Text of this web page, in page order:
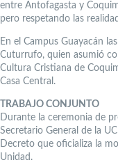
entre Antofagasta y
pero respetando las
En el Campus Guayacán
Cuturrufo, quien asumió
Cultura Cristiana de
Casa Central.
TRABAJO CONJUNTO
Durante la ceremonia de
Secretario General de la
Decreto que oficializa la
Unidad.